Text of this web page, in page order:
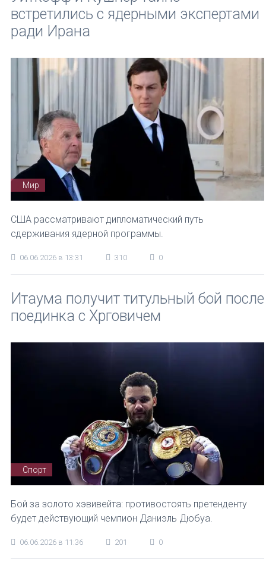
встретились с ядерными экспертами
ради Ирана
Мир
США рассматривают дипломатический путь
сдерживания ядерной программы.
06.06.2026 в 13:31 310 0
Итаума получит титульный бой после
поединка с Хрговичем
Спорт
Бой за золото хэвивейта: противостоять претенденту
будет действующий чемпион Даниэль Дюбуа.
06.06.2026 в 11:36 201 0